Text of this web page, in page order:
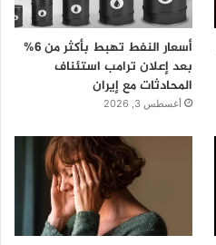
أسعار النفط تهبط بأكثر من 6%
بعد إعلان ترامب استئناف
المحادثات مع إيران
أغسطس 3, 2026